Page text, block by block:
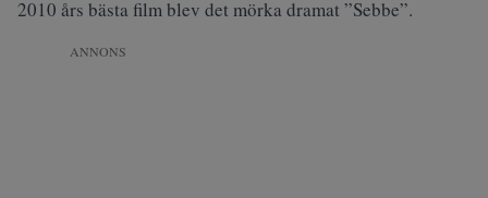
2010 års bästa film blev det mörka dramat ”Sebbe”.
ANNONS